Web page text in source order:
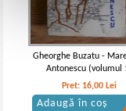
Gheorghe Buzatu -
Antonescu (volumul
Pret: 16,00 Lei
Adaugă în coș